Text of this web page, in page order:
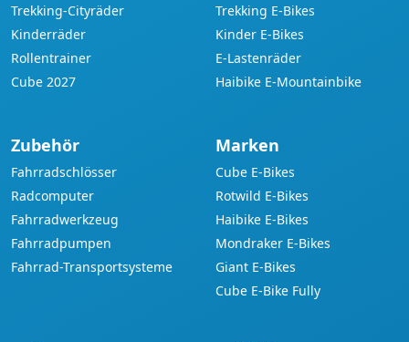
Trekking-Cityräder
Kinderräder
Rollentrainer
Cube 2027
Trekking E-Bikes
Kinder E-Bikes
E-Lastenräder
Haibike E-Mountainbike
Zubehör
Fahrradschlösser
Radcomputer
Fahrradwerkzeug
Fahrradpumpen
Fahrrad-Transportsysteme
Marken
Cube E-Bikes
Rotwild E-Bikes
Haibike E-Bikes
Mondraker E-Bikes
Giant E-Bikes
Cube E-Bike Fully